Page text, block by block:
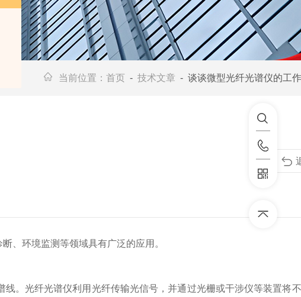
当前位置： 首页 - 技术文章 - 谈谈微型光纤光谱仪的工
环境监测等领域具有广泛的应用。
光纤光谱仪利用光纤传输光信号，并通过光栅或干涉仪等装置将